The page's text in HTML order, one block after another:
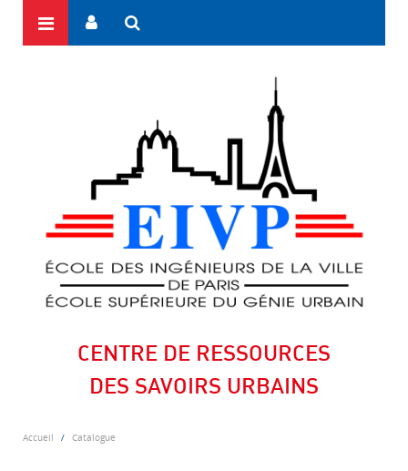
CENTRE DE RESSOURCES
DES SAVOIRS URBAINS
Accueil Catalogue